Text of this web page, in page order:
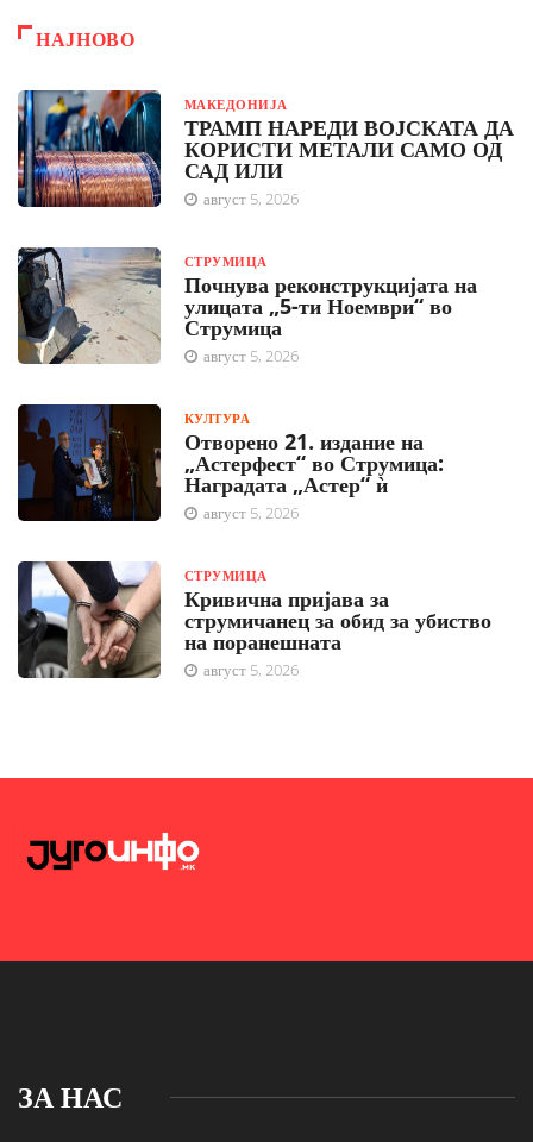
НАЈНОВО
МАКЕДОНИЈА
ТРАМП НАРЕДИ ВОЈСКАТА ДА
КОРИСТИ МЕТАЛИ САМО ОД
САД ИЛИ
август 5, 2026
СТРУМИЦА
Почнува реконструкцијата на
улицата „5-ти Ноември“ во
Струмица
август 5, 2026
КУЛТУРА
Отворено 21. издание на
„Астерфест“ во Струмица:
Наградата „Астер“ ѝ
август 5, 2026
СТРУМИЦА
Кривична пријава за
струмичанец за обид за убиство
на поранешната
август 5, 2026
ЗА НАС